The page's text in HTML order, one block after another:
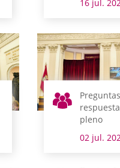
16 jul.
pleno
02 jul.